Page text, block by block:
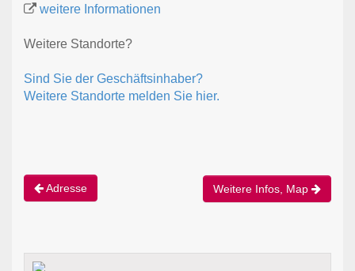
weitere Informationen
Weitere Standorte?
Sind Sie der Geschäftsinhaber?
Weitere Standorte melden Sie hier.
Adresse Weitere Infos, Map